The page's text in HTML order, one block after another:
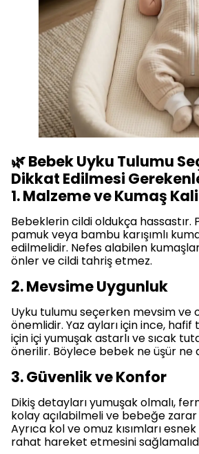
🌿 Bebek Uyku Tulumu
Dikkat Edilmesi
1. Malzeme ve Kumaş
Bebeklerin cildi oldukça hassastır.
pamuk veya bambu karışımlı
edilmelidir. Nefes alabilen
önler ve cildi tahriş etmez.
2. Mevsime Uygunluk
Uyku tulumu seçerken mevsim ve
önemlidir. Yaz ayları için ince, hafif
için içi yumuşak astarlı ve sıcak
önerilir. Böylece bebek ne üşür ne
3. Güvenlik ve Konfor
Dikiş detayları yumuşak olmalı,
kolay açılabilmeli ve bebeğe
Ayrıca kol ve omuz kısımları
rahat hareket etmesini